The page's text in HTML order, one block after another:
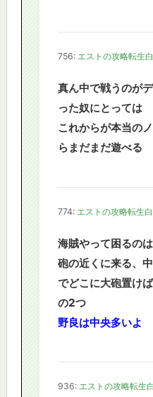
756: エストの攻略転生
真ん中で戦うのが
った奴にとっては
これからが本当の
らまだまだ遊べる
774: エストの攻略転生
海賊やって困るの
砲の近くに来る、
でどこに大砲置け
の2つ
野良は中央多いよ
936: エストの攻略転生